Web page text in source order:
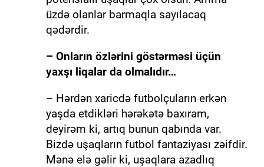
üzdə olanlar barmaqla sayılacaq
qədərdir.
– Onların özlərini göstərməsi üçün
yaxşı liqalar da olmalıdır…
– Hərdən xaricdə futbolçuların erkən
yaşda etdikləri hərəkətə baxıram,
deyirəm ki, artıq bunun qabında var.
Bizdə uşaqların futbol fantaziyası zəifdir.
Mənə elə gəlir ki, uşaqlara azadlıq